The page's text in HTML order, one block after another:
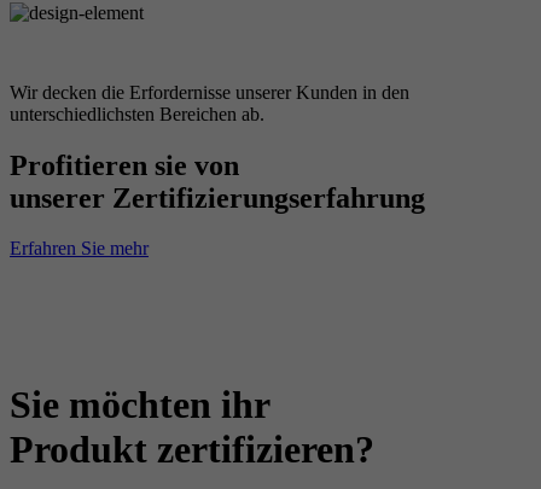
Wir decken die Erfordernisse unserer Kunden in den
unterschiedlichsten Bereichen ab.
Profitieren sie von
unserer Zertifizierungserfahrung
Erfahren Sie mehr
Sie möchten ihr
Produkt zertifizieren?